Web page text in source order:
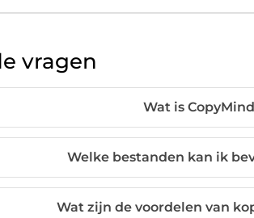
vragen
Wat is
Welke bestanden kan ik
Wat zijn de voordelen van